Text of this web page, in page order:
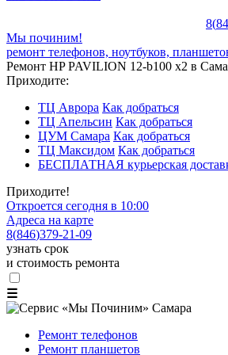
8(
Мы починим!
ремонт телефонов, ноутбуков,
Ремонт HP PAVILION 12-b100 x2 в
Приходите:
ТЦ Аврора Как добраться
ТЦ Апельсин Как добраться
ЦУМ Самара Как добраться
ТЦ Максидом Как добраться
БЕСПЛАТНАЯ курьерская
Приходите!
Откроется сегодня в 10:00
Адреса на карте
8(846)379-21-09
узнать срок
и стоимость ремонта
☰
Ремонт телефонов
Ремонт планшетов